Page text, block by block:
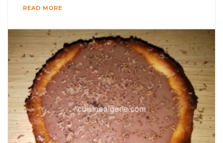
READ MORE